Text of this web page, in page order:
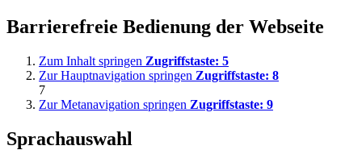
Barrierefreie Bedienung der Webseite
Zum Inhalt springen Zugriffstaste: 5
Zur Hauptnavigation springen Zugriffstaste: 8
7
Zur Metanavigation springen Zugriffstaste: 9
Sprachauswahl